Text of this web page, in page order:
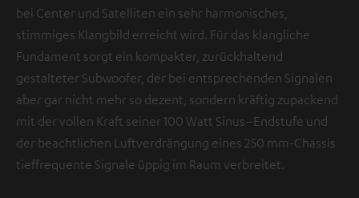
bei Center und Satelliten ein sehr harmonisches,
stimmiges Klangbild erreicht wird. Für das klangliche
Fundament sorgt ein kompakter, zurückhaltend
gestalteter Subwoofer, der bei entsprechenden Signalen
aber gar nicht mehr so dezent, sondern kräftig zupackend
mit der vollen Kraft seiner 100 Watt Sinus–Endstufe und
der beachtlichen Luftverdrängung eines 250 mm-Chassis
tieffrequente Signale üppig im Raum verbreitet.